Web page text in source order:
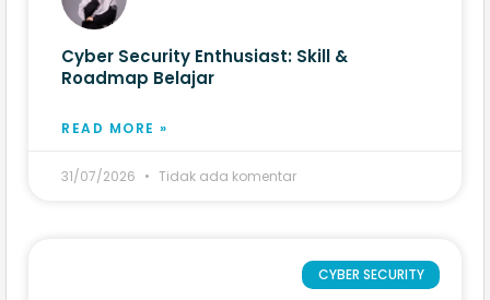
Cyber Security Enthusiast: Skill &
Roadmap Belajar
READ MORE »
31/07/2026 Tidak ada komentar
CYBER SECURITY